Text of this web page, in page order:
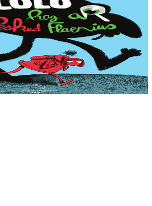
Morues
traitent Lulu de grosse morue et la
Lulu pour s’excuser. Mais une fois que sa
il...